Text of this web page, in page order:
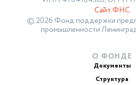
Сайт ФНС
© 2026 Фонд поддержки
промышленности
О ФОНДЕ
Документы
Структура